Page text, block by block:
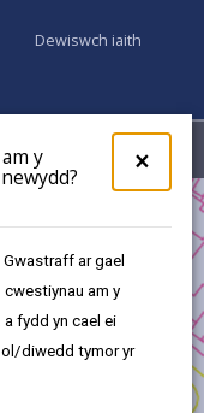
×
y
ar gael
cwestiynau am y
fydd yn cael ei
diwedd tymor yr
Dewiswch iaith